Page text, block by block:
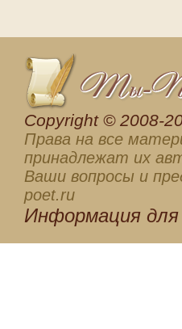
Сopyright © 2008-
Права на все
принадлежат их
Ваши вопросы и
poet.ru
Информация для